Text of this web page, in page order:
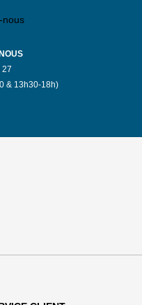
27
& 13h30-18h)